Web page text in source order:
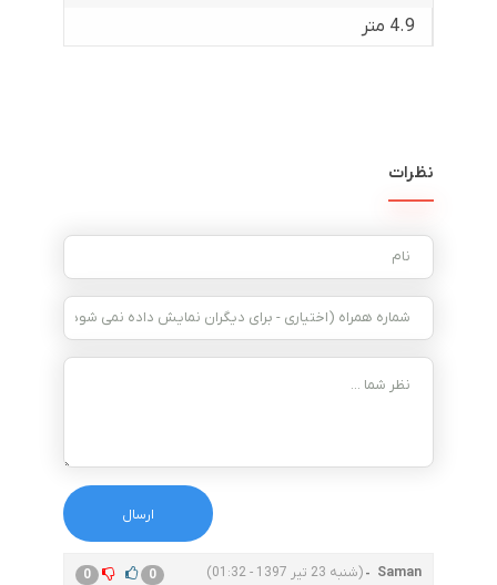
4.9 متر
نظرات
Saman (شنبه 23 تیر 1397 - 01:32) 0 0